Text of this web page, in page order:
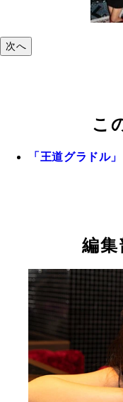
次へ
こ
「王道グラドル」
編